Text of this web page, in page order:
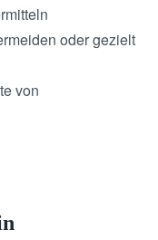
oder gezielt
von